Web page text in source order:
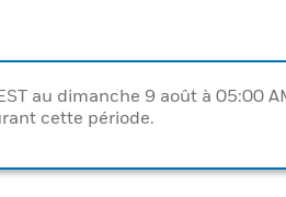
au dimanche 9 août à 05:00
cette période.